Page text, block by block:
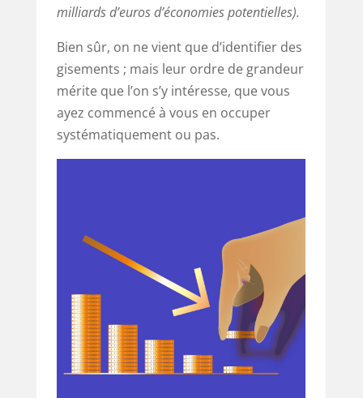
milliards d’euros d’économies potentielles).
Bien sûr, on ne vient que d’identifier des
gisements ; mais leur ordre de grandeur
mérite que l’on s’y intéresse, que vous
ayez commencé à vous en occuper
systématiquement ou pas.